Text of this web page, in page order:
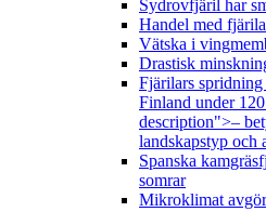
Sydrovfjäril har
Handel med
Vätska i
Drastisk
Fjärilars
Finland under
description">–
landskapstyp och
Spanska
somrar
Mikroklimat